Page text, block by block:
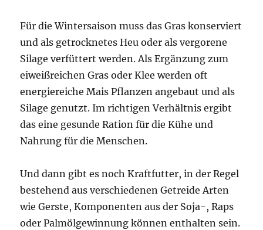
Für die Wintersaison muss das Gras konserviert
und als getrocknetes Heu oder als vergorene
Silage verfüttert werden. Als Ergänzung zum
eiweißreichen Gras oder Klee werden oft
energiereiche Mais Pflanzen angebaut und als
Silage genutzt. Im richtigen Verhältnis ergibt
das eine gesunde Ration für die Kühe und
Nahrung für die Menschen.
Und dann gibt es noch Kraftfutter, in der Regel
bestehend aus verschiedenen Getreide Arten
wie Gerste, Komponenten aus der Soja-, Raps
oder Palmölgewinnung können enthalten sein.